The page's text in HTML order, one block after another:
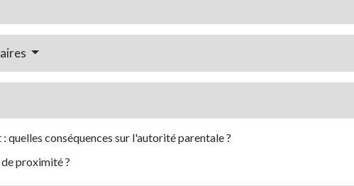
quelles conséquences sur l'autorité parentale ?
proximité ?